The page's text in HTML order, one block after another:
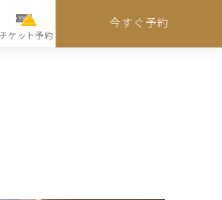
チケット予約
今すぐ予約